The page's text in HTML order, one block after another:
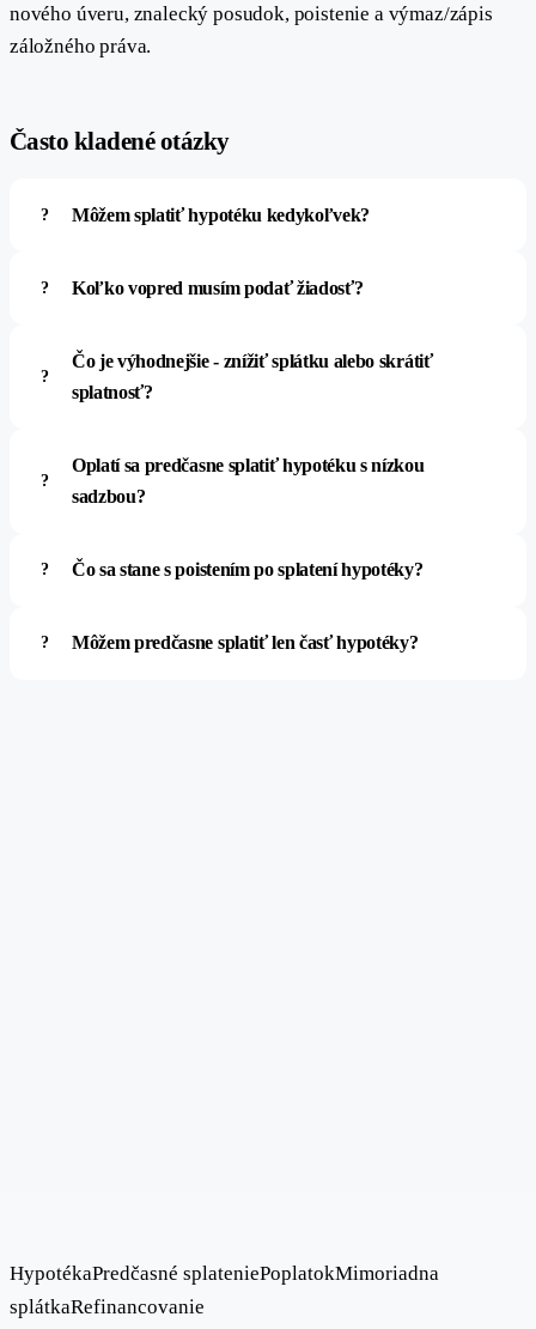
nového úveru, znalecký posudok, poistenie a výmaz/zápis
záložného práva.
Často kladené otázky
Môžem splatiť hypotéku kedykoľvek?
Koľko vopred musím podať žiadosť?
Čo je výhodnejšie - znížiť splátku alebo skrátiť
splatnosť?
Oplatí sa predčasne splatiť hypotéku s nízkou
sadzbou?
Čo sa stane s poistením po splatení hypotéky?
Môžem predčasne splatiť len časť hypotéky?
HypotékaPredčasné splateniePoplatokMimoriadna
splátkaRefinancovanie